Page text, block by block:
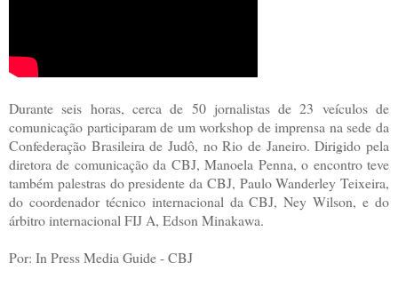
Durante seis horas, cerca de 50 jornalistas de 23 veículos de
comunicação participaram de um workshop de imprensa na sede da
Confederação Brasileira de Judô, no Rio de Janeiro. Dirigido pela
diretora de comunicação da CBJ, Manoela Penna, o encontro teve
também palestras do presidente da CBJ, Paulo Wanderley Teixeira,
do coordenador técnico internacional da CBJ, Ney Wilson, e do
árbitro internacional FIJ A, Edson Minakawa.
Por: In Press Media Guide - CBJ